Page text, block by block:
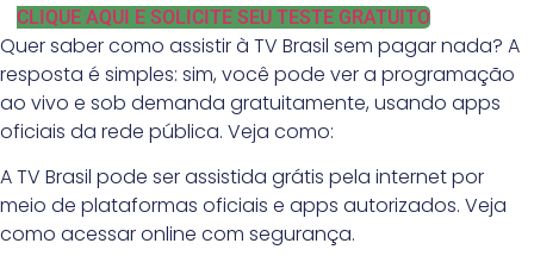
CLIQUE AQUI E SOLICITE SEU TESTE GRATUITO
Quer saber como assistir à TV Brasil sem pagar nada? A
resposta é simples: sim, você pode ver a programação
ao vivo e sob demanda gratuitamente, usando apps
oficiais da rede pública. Veja como:
A TV Brasil pode ser assistida grátis pela internet por
meio de plataformas oficiais e apps autorizados. Veja
como acessar online com segurança.